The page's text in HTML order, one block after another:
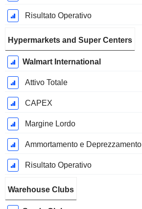
Risultato Operativo
Hypermarkets and Super Centers
Walmart International
Attivo Totale
CAPEX
Margine Lordo
Ammortamento e Deprezzamento
Risultato Operativo
Warehouse Clubs